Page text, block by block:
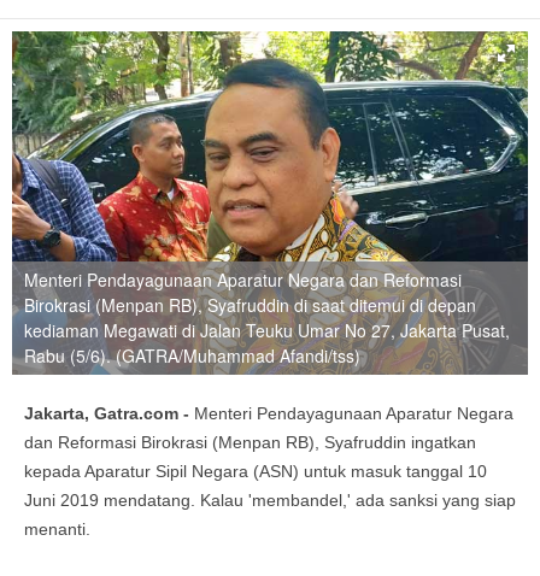
Menteri Pendayagunaan Aparatur Negara dan Reformasi
Birokrasi (Menpan RB), Syafruddin di saat ditemui di depan
kediaman Megawati di Jalan Teuku Umar No 27, Jakarta Pusat,
Rabu (5/6). (GATRA/Muhammad Afandi/tss)
Jakarta, Gatra.com - Menteri Pendayagunaan Aparatur Negara
dan Reformasi Birokrasi (Menpan RB), Syafruddin ingatkan
kepada Aparatur Sipil Negara (ASN) untuk masuk tanggal 10
Juni 2019 mendatang. Kalau 'membandel,' ada sanksi yang siap
menanti.